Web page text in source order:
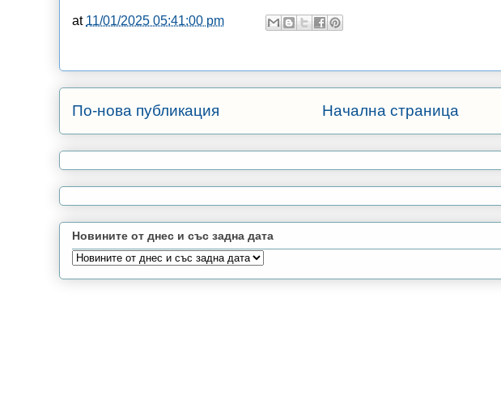
at 11/01/2025 05:41:00 pm
По-нова публикация Начална страница
Новините от днес и със задна дата